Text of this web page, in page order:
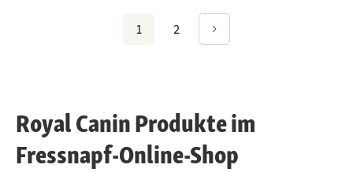
1 2
Royal Canin Produkte im
Fressnapf-Online-Shop